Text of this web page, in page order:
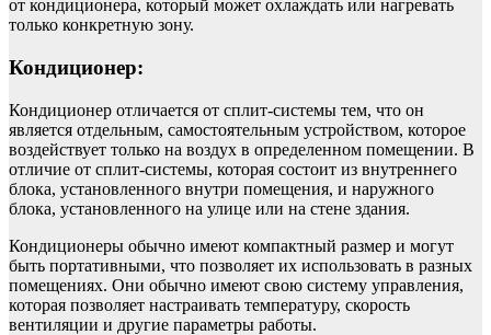
от кондиционера, который может охлаждать или нагревать
только конкретную зону.
Кондиционер:
Кондиционер отличается от сплит-системы тем, что он
является отдельным, самостоятельным устройством, которое
воздействует только на воздух в определенном помещении. В
отличие от сплит-системы, которая состоит из внутреннего
блока, установленного внутри помещения, и наружного
блока, установленного на улице или на стене здания.
Кондиционеры обычно имеют компактный размер и могут
быть портативными, что позволяет их использовать в разных
помещениях. Они обычно имеют свою систему управления,
которая позволяет настраивать температуру, скорость
вентиляции и другие параметры работы.